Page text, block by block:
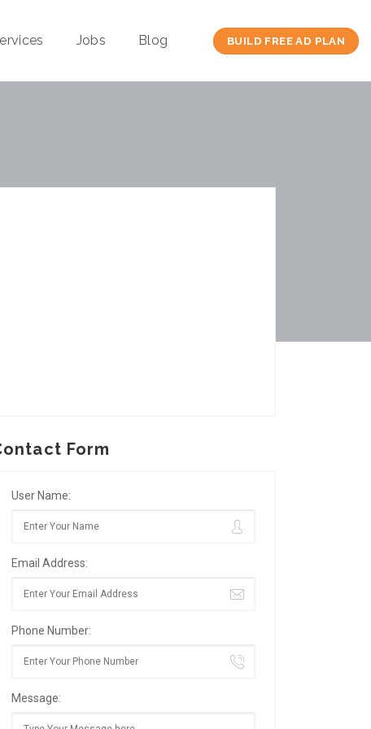
Jobs Blog BUILD FREE AD PLAN
Form
User Name:
Email Address:
Phone Number:
Message: